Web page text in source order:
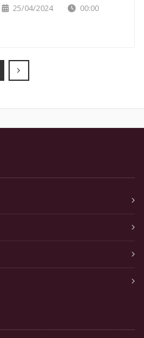
25/04/2024
00:00
Next